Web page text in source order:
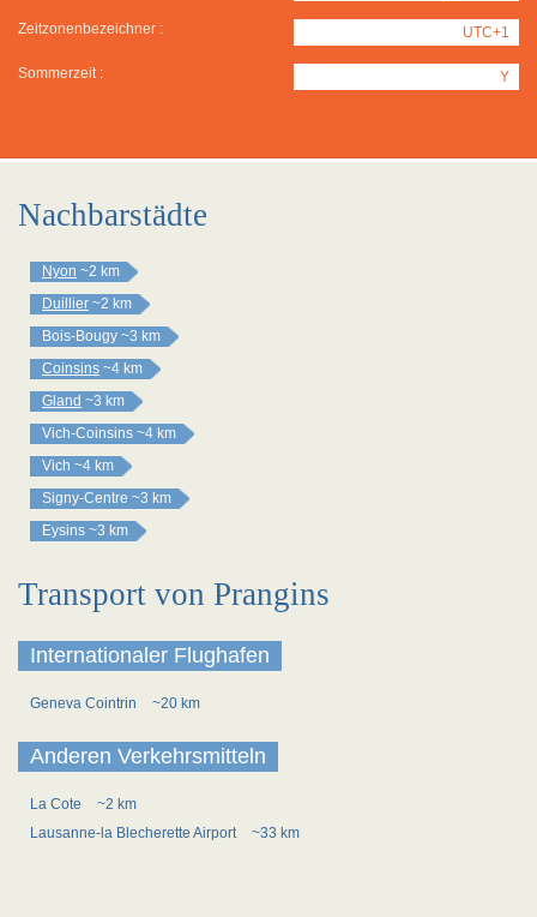
Zeitzonenbezeichner : UTC+1
Sommerzeit : Y
Nachbarstädte
Nyon ~2 km
Duillier ~2 km
Bois-Bougy ~3 km
Coinsins ~4 km
Gland ~3 km
Vich-Coinsins ~4 km
Vich ~4 km
Signy-Centre ~3 km
Eysins ~3 km
Transport von Prangins
Internationaler Flughafen
Geneva Cointrin ~20 km
Anderen Verkehrsmitteln
La Cote
~2 km
Lausanne-la Blecherette Airport
~33 km